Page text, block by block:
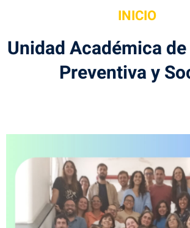
INICIO
Unidad Académica
Preventiva y